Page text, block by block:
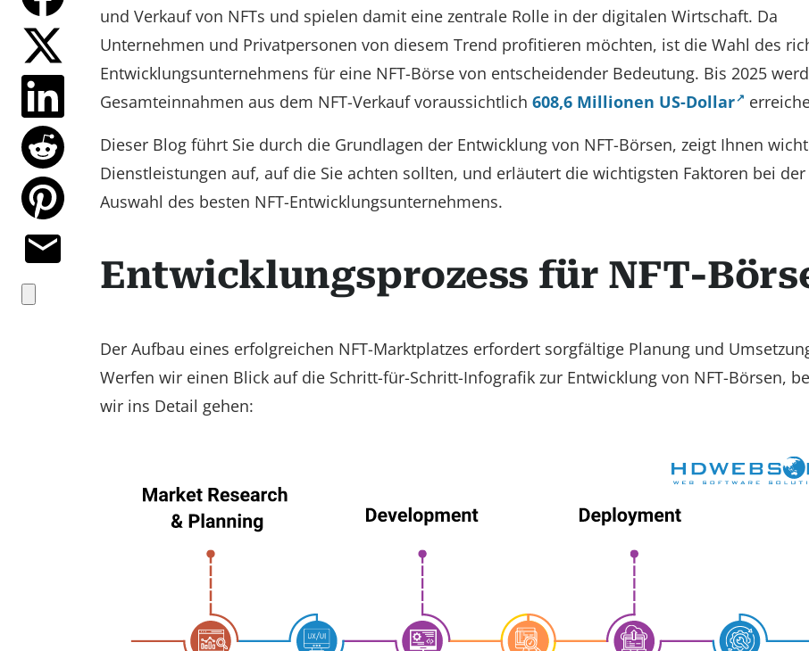
und Verkauf von NFTs und spielen damit eine zentrale Rolle in der digitalen Wirtschaft. Da
Unternehmen und Privatpersonen von diesem Trend profitieren möchten, ist die Wahl des
Entwicklungsunternehmens für eine NFT-Börse von entscheidender Bedeutung. Bis 2025
Gesamteinnahmen aus dem NFT-Verkauf voraussichtlich 608,6 Millionen US-Dollar
Dieser Blog führt Sie durch die Grundlagen der Entwicklung von NFT-Börsen, zeigt Ihnen
Dienstleistungen auf, auf die Sie achten sollten, und erläutert die wichtigsten Faktoren bei der
Auswahl des besten NFT-Entwicklungsunternehmens.
Entwicklungsprozess für NFT-
Der Aufbau eines erfolgreichen NFT-Marktplatzes erfordert sorgfältige Planung und
Werfen wir einen Blick auf die Schritt-für-Schritt-Infografik zur Entwicklung von NFT-Börsen,
wir ins Detail gehen: